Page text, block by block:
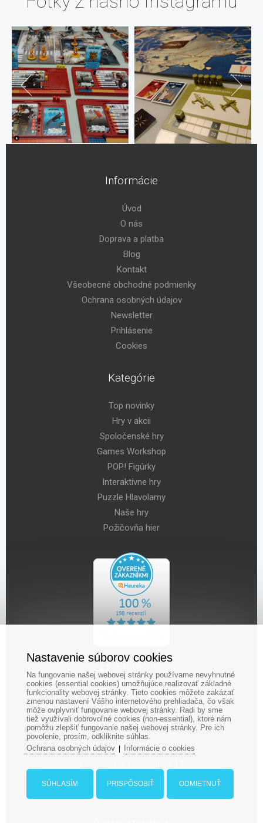
Informácie
Úvod
O nás
Doprava a platba
Blog
Kontakt
Všeobecné obchodné podmienky
Ochrana osobných údajov
Newsletter
Prihlásenie
Cookies
Kategórie
Top novinky
Hry v akcii
Spoločenské hry
Games Workshop
POP! Figúrky
Interaktívne hry
Puzzle Hlavolamy
Naše hry
Požičovňa hier
Kontakty
LUDOPOLIS
821 08 Bratislava
Nastavenie súborov cookies
Na fungovanie našej webovej stránky používame nevyhnutné
cookies (essential cookies) umožňujúce realizovať základné
funkcionality webovej stránky. Tieto cookies môžete zakázať
zmenou nastavení Vášho internetového prehliadača, čo však
môže ovplyvniť fungovanie webovej stránky. Radi by sme
tiež využívali dobrovoľné cookies (non-essential), ktoré nám
pomôžu zlepšiť fungovanie našej webovej stránky. Pre ich
povolenie, prosím, odkliknite súhlas.
Ochrana osobných údajov| Informácie o cookies
SÚHLASÍM PRISPÔSOBIŤ ODMIETNUŤ